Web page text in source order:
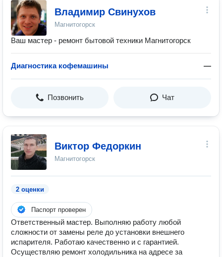
Владимир Свинухов
Магнитогорск
Ваш мастер - ремонт бытовой техники Магнитогорск
Диагностика кофемашины —
Позвонить Чат
Виктор Федоркин
Магнитогорск
2 оценки
Паспорт проверен
Ответственный мастер. Выполняю работу любой
сложности от замены реле до установки внешнего
испарителя. Работаю качественно и с гарантией.
Осуществляю ремонт холодильника на адресе за